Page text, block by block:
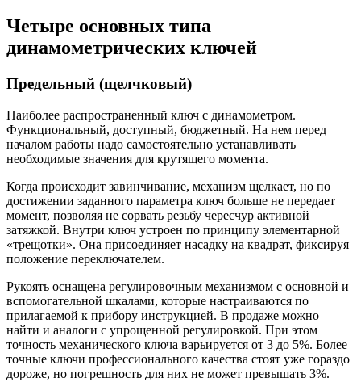
Четыре основных типа
динамометрических ключей
Предельный (щелчковый)
Наиболее распространенный ключ с динамометром.
Функциональный, доступный, бюджетный. На нем перед
началом работы надо самостоятельно устанавливать
необходимые значения для крутящего момента.
Когда происходит завинчивание, механизм щелкает, но по
достижении заданного параметра ключ больше не передает
момент, позволяя не сорвать резьбу чересчур активной
затяжкой. Внутри ключ устроен по принципу элементарной
«трещотки». Она присоединяет насадку на квадрат, фиксируя
положение переключателем.
Рукоять оснащена регулировочным механизмом с основной и
вспомогательной шкалами, которые настраиваются по
прилагаемой к прибору инструкцией. В продаже можно
найти и аналоги с упрощенной регулировкой. При этом
точность механического ключа варьируется от 3 до 5%. Более
точные ключи профессионального качества стоят уже гораздо
дороже, но погрешность для них не может превышать 3%.